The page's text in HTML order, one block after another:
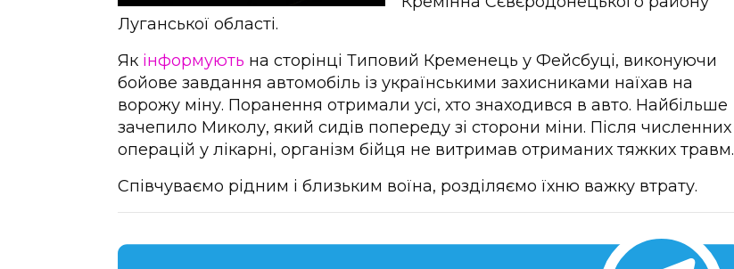
Луганської області.
Як інформують на сторінці Типовий Кременець у Фейсбуці, виконуючи
бойове завдання автомобіль із українськими захисниками наїхав на
ворожу міну. Поранення отримали усі, хто знаходився в авто. Найбільше
зачепило Миколу, який сидів попереду зі сторони міни. Після численних
операцій у лікарні, організм бійця не витримав отриманих тяжких травм.
Співчуваємо рідним і близьким воїна, розділяємо їхню важку втрату.